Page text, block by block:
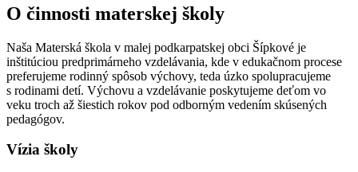
O činnosti materskej školy
Naša Materská škola v malej podkarpatskej obci Šípkové je
inštitúciou predprimárneho vzdelávania, kde v edukačnom procese
preferujeme rodinný spôsob výchovy, teda úzko spolupracujeme
s rodinami detí. Výchovu a vzdelávanie poskytujeme deťom vo
veku troch až šiestich rokov pod odborným vedením skúsených
pedagógov.
Vízia školy